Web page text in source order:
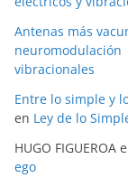
Antenas más
neuromodulación
vibracionales
Entre lo simple y
en Ley de lo
HUGO FIGUEROA
ego